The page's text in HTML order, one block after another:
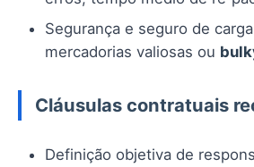
Segurança e seguro de
mercadorias valiosas ou
Cláusulas contratuais
Definição objetiva de